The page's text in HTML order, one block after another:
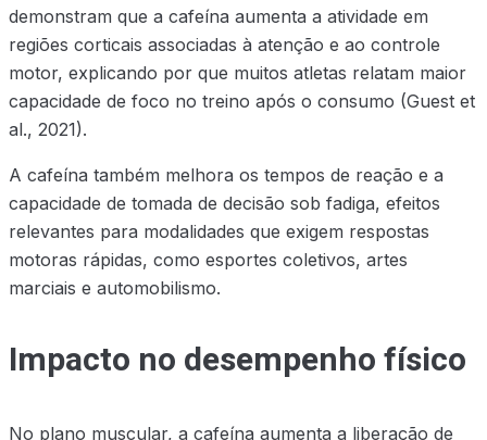
demonstram que a cafeína aumenta a atividade em
regiões corticais associadas à atenção e ao controle
motor, explicando por que muitos atletas relatam maior
capacidade de foco no treino após o consumo (Guest et
al., 2021).
A cafeína também melhora os tempos de reação e a
capacidade de tomada de decisão sob fadiga, efeitos
relevantes para modalidades que exigem respostas
motoras rápidas, como esportes coletivos, artes
marciais e automobilismo.
Impacto no desempenho físico
No plano muscular, a cafeína aumenta a liberação de